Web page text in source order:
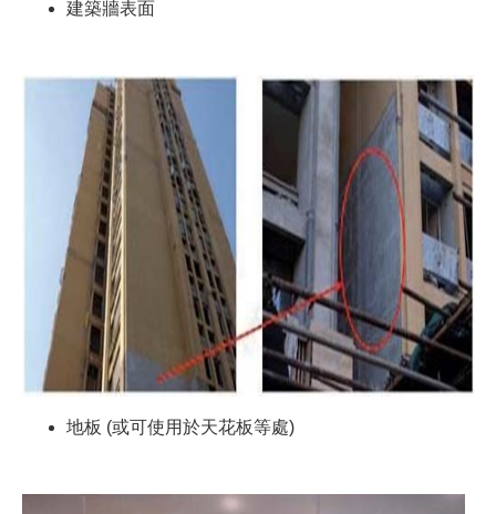
建築牆表面
地板 (或可使用於天花板等處)